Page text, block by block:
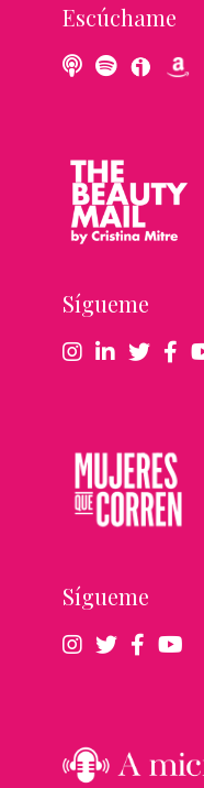
Escúchame
Sígueme
Sígueme